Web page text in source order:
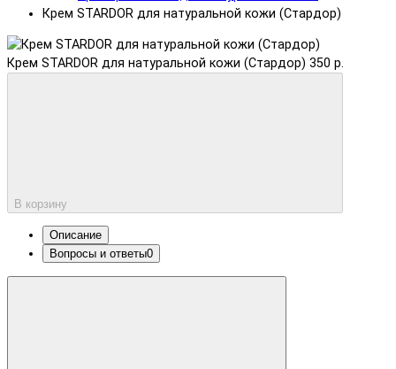
Крем STARDOR для натуральной кожи (Стардор)
Крем STARDOR для натуральной кожи (Стардор) 350 р.
В корзину
Описание
Вопросы и ответы0